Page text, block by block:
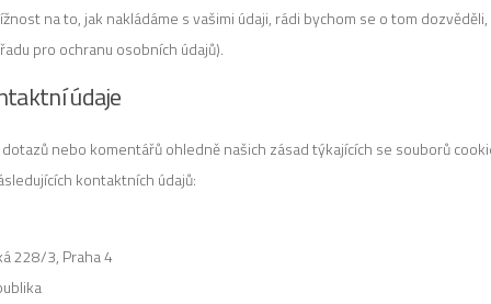
na to, jak nakládáme s vašimi údaji, rádi bychom se o tom
pro ochranu osobních údajů).
údaje
nebo komentářů ohledně našich zásad týkajících se souborů
kontaktních údajů:
228/3, Praha 4